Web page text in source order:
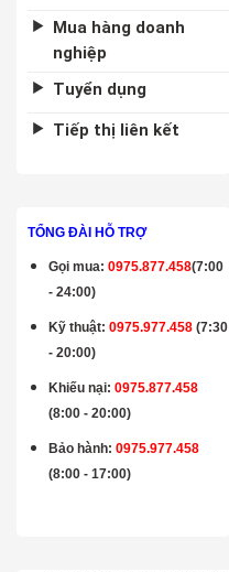
Mua hàng doanh
nghiệp
Tuyển dụng
Tiếp thị liên kết
TỔNG ĐÀI HỖ TRỢ
Gọi mua:0975.877.458(7:00
- 24:00)
Kỹ thuật:0975.977.458 (7:30
- 20:00)
Khiếu nại: 0975.877.458
(8:00 - 20:00)
Bảo hành:0975.977.458
(8:00 - 17:00)